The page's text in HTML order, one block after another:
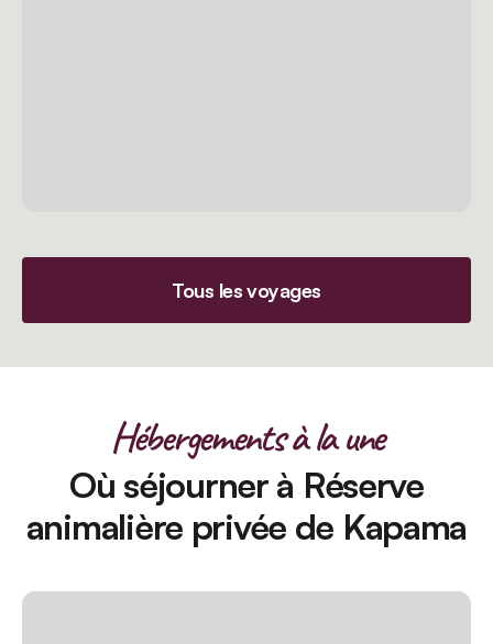
Tous les voyages
Hébergements à la une
Où séjourner à Réserve
animalière privée de Kapama